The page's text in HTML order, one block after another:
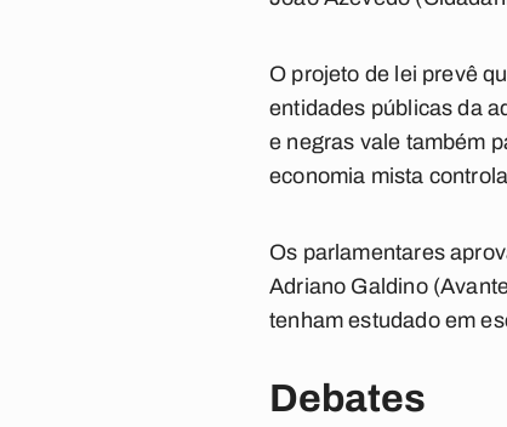
O projeto de lei prevê
entidades públicas da
e negras vale também
economia mista
Os parlamentares
Adriano Galdino
tenham estudado em
Debates